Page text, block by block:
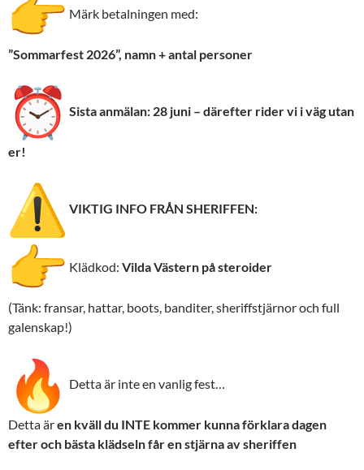
Märk betalningen med:
”Sommarfest 2026”, namn + antal personer
Sista anmälan: 28 juni – därefter rider vi i väg utan
er!
VIKTIG INFO FRÅN SHERIFFEN:
Klädkod: Vilda Västern på steroider
(Tänk: fransar, hattar, boots, banditer, sheriffstjärnor och full
galenskap!)
Detta är inte en vanlig fest…
Detta ären kväll du INTE kommer kunna förklara dagen
efter och bästa klädseln får en stjärna av sheriffen